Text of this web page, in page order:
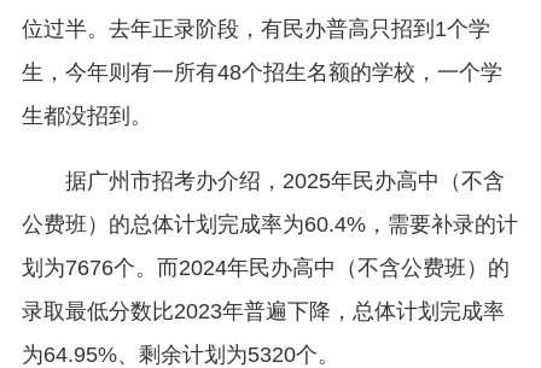
位过半。去年正录阶段，有民办普高只招到1个学
生，今年则有一所有48个招生名额的学校，一个学
生都没招到。
据广州市招考办介绍，2025年民办高中（不含
公费班）的总体计划完成率为60.4%，需要补录的计
划为7676个。而2024年民办高中（不含公费班）的
录取最低分数比2023年普遍下降，总体计划完成率
为64.95%、剩余计划为5320个。